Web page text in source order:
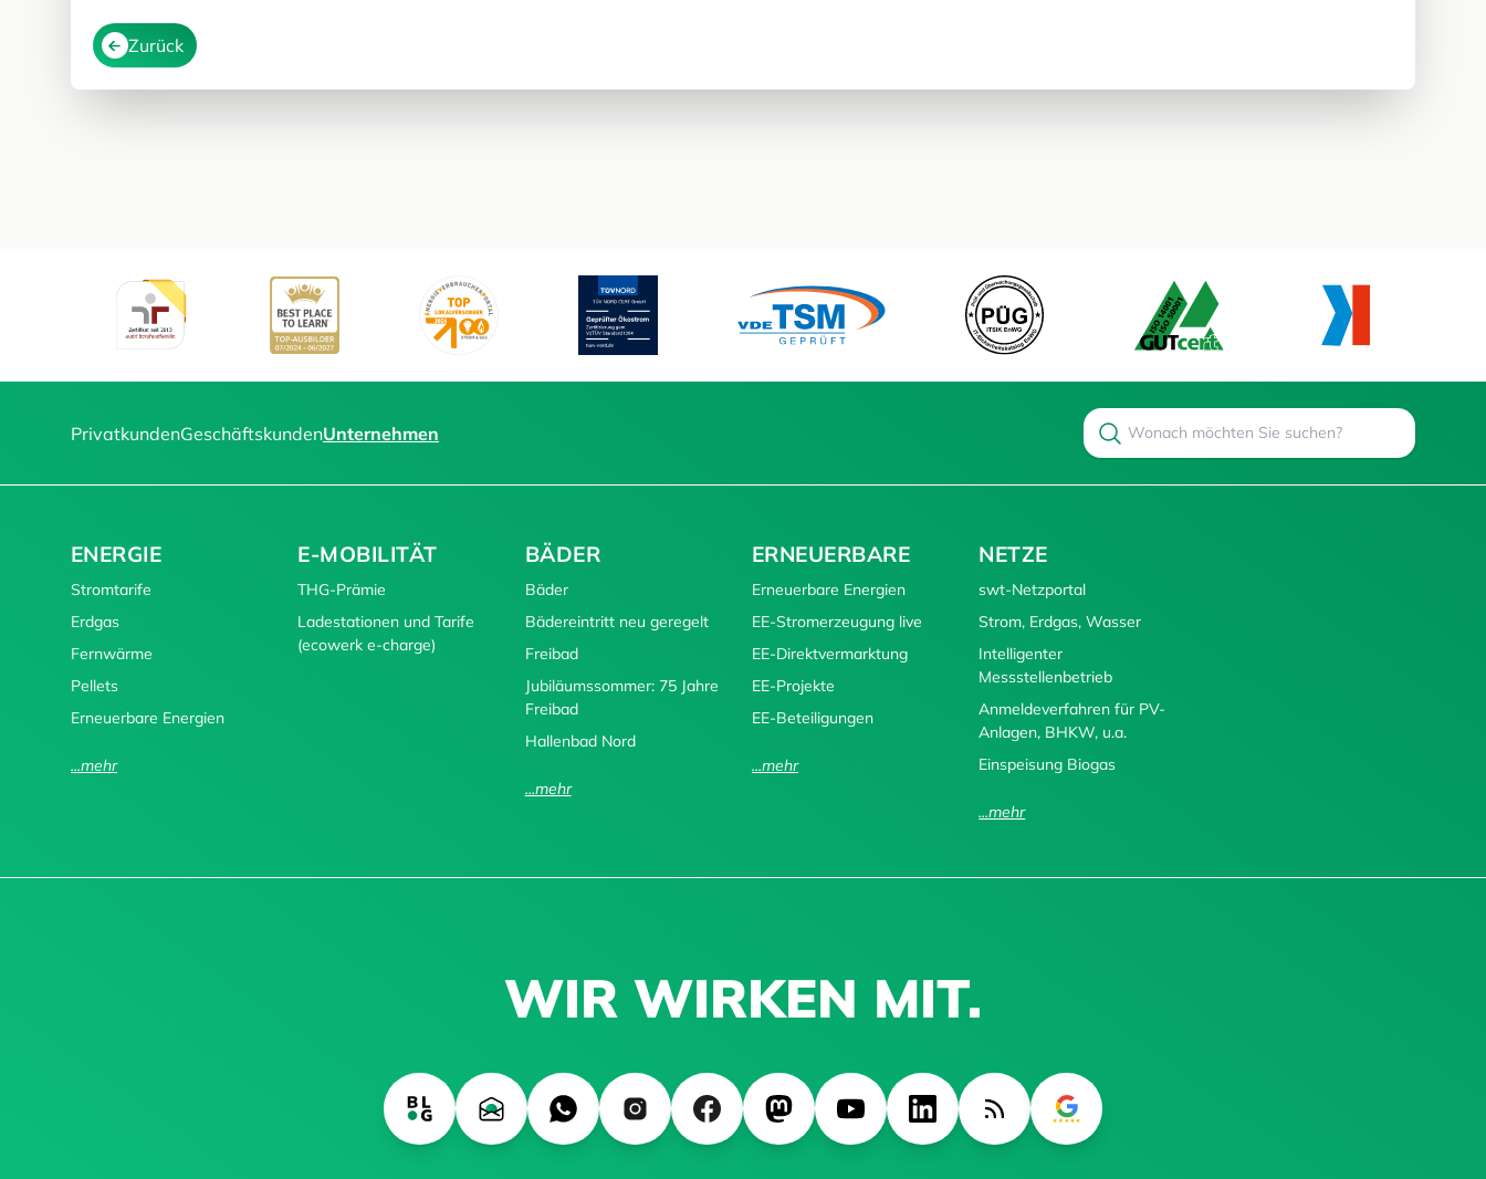
Zurück
PrivatkundenGeschäftskundenUnternehmen
Search
ENERGIE
Stromtarife
Erdgas
Fernwärme
Pellets
Erneuerbare Energien
...mehr
E-MOBILITÄT
THG-Prämie
Ladestationen und Tarife
(ecowerk e-charge)
BÄDER
Bäder
Bädereintritt neu geregelt
Freibad
Jubiläumssommer: 75 Jahre
Freibad
Hallenbad Nord
...mehr
ERNEUERBARE
Erneuerbare Energien
EE-Stromerzeugung live
EE-Direktvermarktung
EE-Projekte
EE-Beteiligungen
...mehr
NETZE
swt-Netzportal
Strom, Erdgas, Wasser
Intelligenter
Messstellenbetrieb
Anmeldeverfahren für PV-
Anlagen, BHKW, u.a.
Einspeisung Biogas
...mehr
WIR WIRKEN MIT.